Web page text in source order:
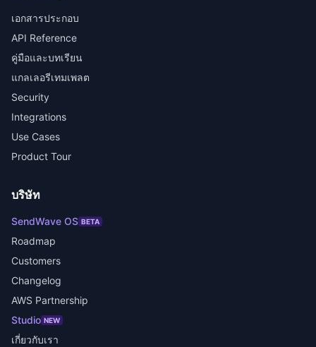
เอกสารประกอบ
API Reference
คู่มือและบทเรียน
แกลเลอรีเทมเพลต
Security
Integrations
Use Cases
Product Tour
บริษัท
SendWave OS BETA
Roadmap
Customers
Changelog
AWS Partnership
Studio NEW
เกี่ยวกับเรา